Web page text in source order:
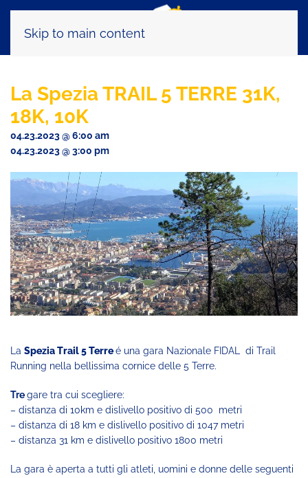
Skip to main content
La Spezia TRAIL 5 TERRE 31K,
18K, 10K
04.23.2023 @ 6:00 am
04.23.2023 @ 3:00 pm
La Spezia Trail 5 Terreé una gara Nazionale FIDAL di Trail
Running nella bellissima cornice delle 5 Terre.
Tregare tra cui scegliere:
– distanza di 10km e dislivello positivo di 500 metri
– distanza di 18 km e dislivello positivo di 1047 metri
– distanza 31 km e dislivello positivo 1800 metri
La gara è aperta a tutti gli atleti, uomini e donne delle seguenti